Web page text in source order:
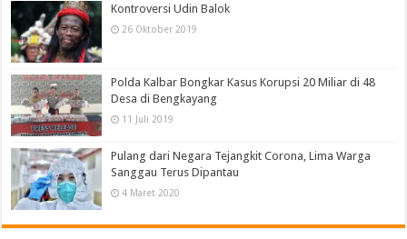
Kontroversi Udin Balok
26 Oktober 2019
Polda Kalbar Bongkar Kasus Korupsi 20 Miliar di 48
Desa di Bengkayang
11 Juli 2019
Pulang dari Negara Tejangkit Corona, Lima Warga
Sanggau Terus Dipantau
4 Maret 2020